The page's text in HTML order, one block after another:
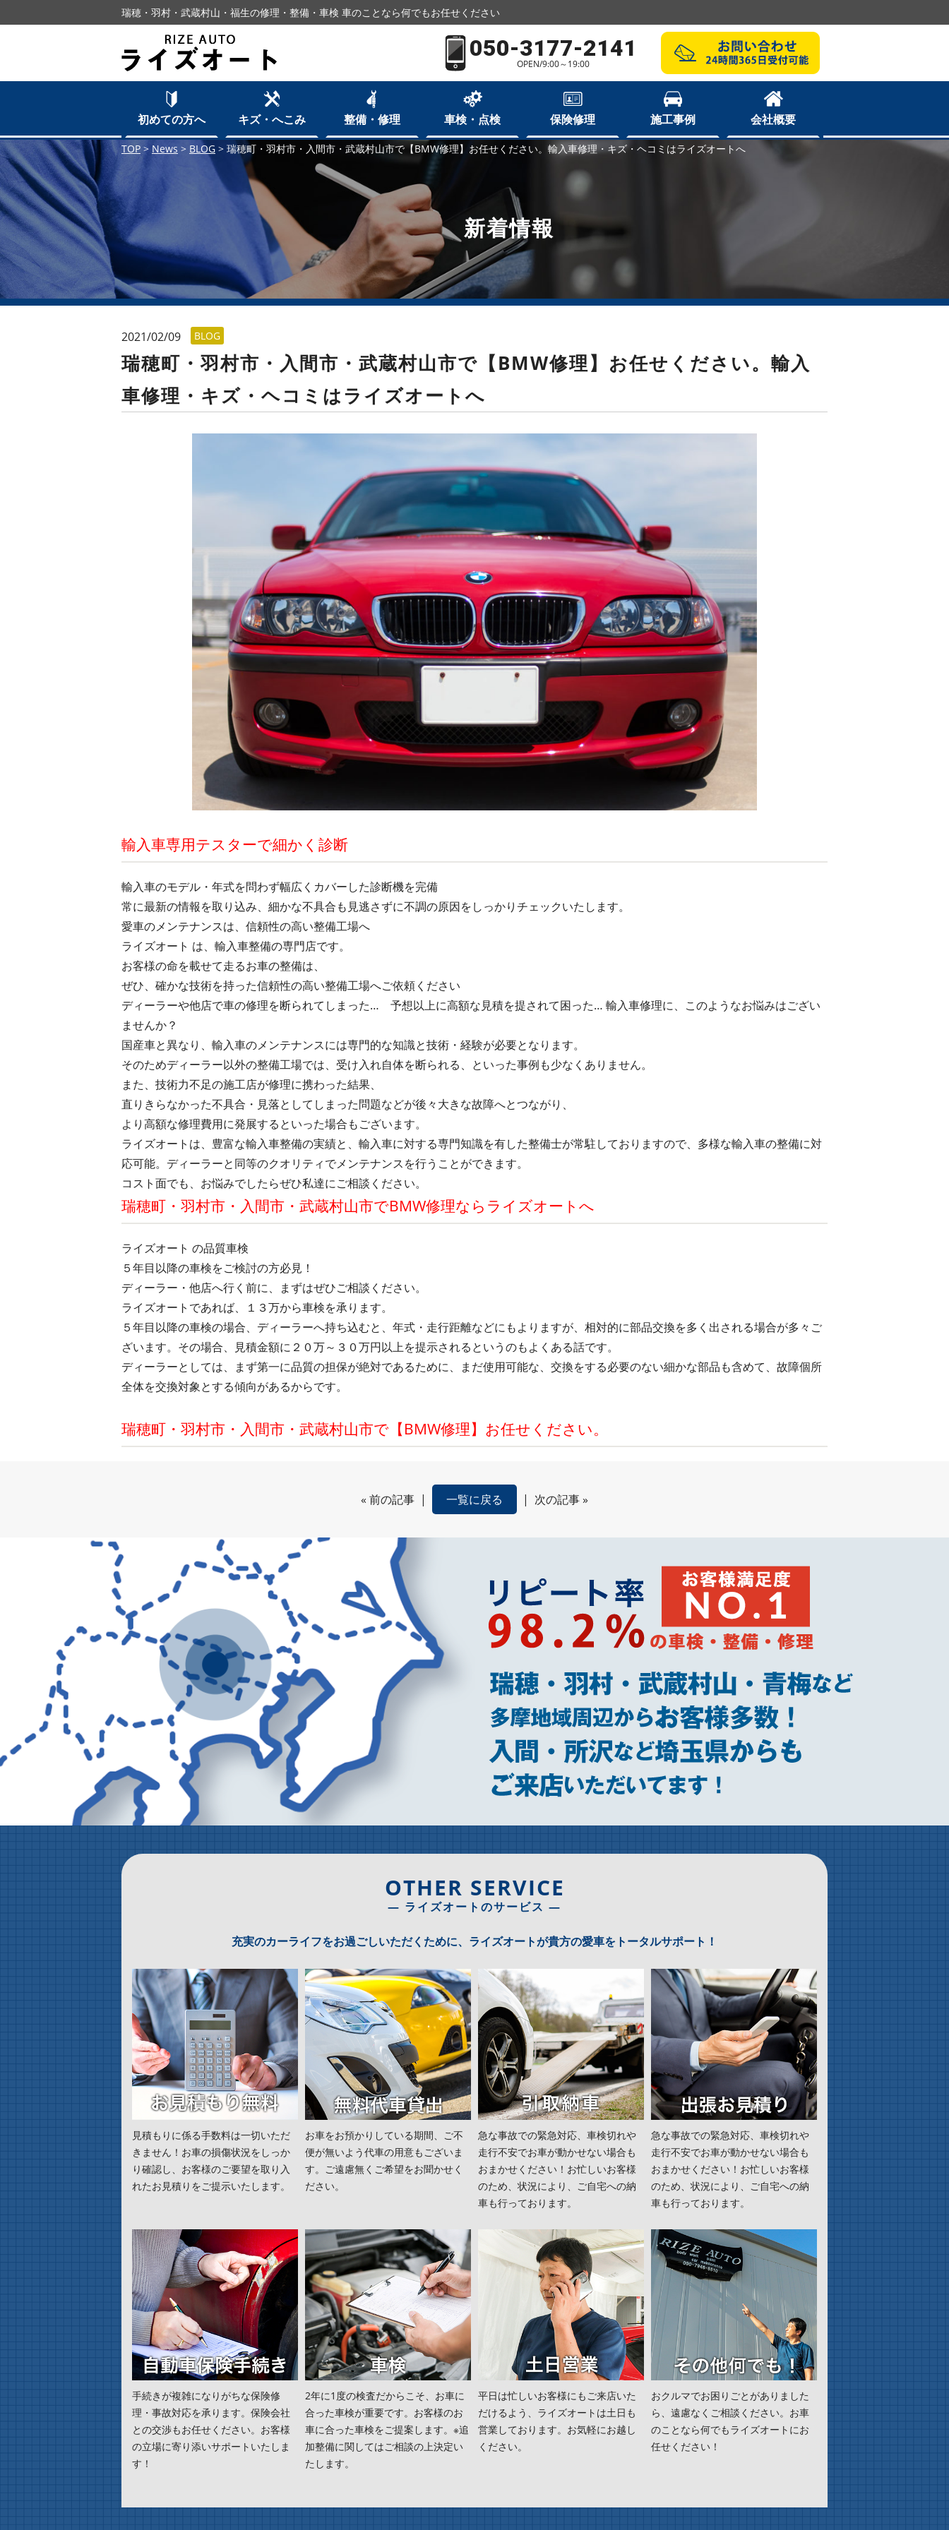
瑞穂・羽村・武蔵村山・福生の修理・整備・車検 車のことなら何でもお任せください
050-3177-2141
OPEN/9:00～19:00
初めての方へ キズ・へこみ 整備・修理 車検・点検 保険修理 施工事例 会社概要
TOP > News > BLOG > 瑞穂町・羽村市・入間市・武蔵村山市で【BMW修理】お任せください。輸入車修理・キズ・ヘコミはライズオートへ
新着情報
2021/02/09 BLOG
瑞穂町・羽村市・入間市・武蔵村山市で【BMW修理】お任せください。輸入
車修理・キズ・ヘコミはライズオートへ
輸入車専用テスターで細かく診断
輸入車のモデル・年式を問わず幅広くカバーした診断機を完備
常に最新の情報を取り込み、細かな不具合も見逃さずに不調の原因をしっかりチェックいたします。
愛車のメンテナンスは、信頼性の高い整備工場へ
ライズオート は、輸入車整備の専門店です。
お客様の命を載せて走るお車の整備は、
ぜひ、確かな技術を持った信頼性の高い整備工場へご依頼ください
ディーラーや他店で車の修理を断られてしまった… 予想以上に高額な見積を提されて困った… 輸入車修理に、このようなお悩みはござい
ませんか？
国産車と異なり、輸入車のメンテナンスには専門的な知識と技術・経験が必要となります。
そのためディーラー以外の整備工場では、受け入れ自体を断られる、といった事例も少なくありません。
また、技術力不足の施工店が修理に携わった結果、
直りきらなかった不具合・見落としてしまった問題などが後々大きな故障へとつながり、
より高額な修理費用に発展するといった場合もございます。
ライズオートは、豊富な輸入車整備の実績と、輸入車に対する専門知識を有した整備士が常駐しておりますので、多様な輸入車の整備に対
応可能。ディーラーと同等のクオリティでメンテナンスを行うことができます。
コスト面でも、お悩みでしたらぜひ私達にご相談ください。
瑞穂町・羽村市・入間市・武蔵村山市でBMW修理ならライズオートへ
ライズオート の品質車検
５年目以降の車検をご検討の方必見！
ディーラー・他店へ行く前に、まずはぜひご相談ください。
ライズオートであれば、１３万から車検を承ります。
５年目以降の車検の場合、ディーラーへ持ち込むと、年式・走行距離などにもよりますが、相対的に部品交換を多く出される場合が多々ご
ざいます。その場合、見積金額に２０万～３０万円以上を提示されるというのもよくある話です。
ディーラーとしては、まず第一に品質の担保が絶対であるために、まだ使用可能な、交換をする必要のない細かな部品も含めて、故障個所
全体を交換対象とする傾向があるからです。
瑞穂町・羽村市・入間市・武蔵村山市で【BMW修理】お任せください。
« 前の記事 | 一覧に戻る | 次の記事»
OTHER SERVICE
― ライズオートのサービス ―
充実のカーライフをお過ごしいただくために、ライズオートが貴方の愛車をトータルサポート！
見積もりに係る手数料は一切いただ
きません！お車の損傷状況をしっか
り確認し、お客様のご要望を取り入
れたお見積りをご提示いたします。
お車をお預かりしている期間、ご不
便が無いよう代車の用意もございま
す。ご遠慮無くご希望をお聞かせく
ださい。
急な事故での緊急対応、車検切れや
走行不安でお車が動かせない場合も
おまかせください！お忙しいお客様
のため、状況により、ご自宅への納
⾞も⾏っております。
急な事故での緊急対応、車検切れや
走行不安でお車が動かせない場合も
おまかせください！お忙しいお客様
のため、状況により、ご自宅への納
⾞も⾏っております。
手続きが複雑になりがちな保険修
理・事故対応を承ります。保険会社
との交渉もお任せください。お客様
の立場に寄り添いサポートいたしま
す！
2年に1度の検査だからこそ、お車に
合った車検が重要です。お客様のお
車に合った車検をご提案します。※追
加整備に関してはご相談の上決定い
たします。
平日は忙しいお客様にもご来店いた
だけるよう、ライズオートは土日も
営業しております。お気軽にお越し
ください。
おクルマでお困りごとがありました
ら、遠慮なくご相談ください。お車
のことなら何でもライズオートにお
任せください！